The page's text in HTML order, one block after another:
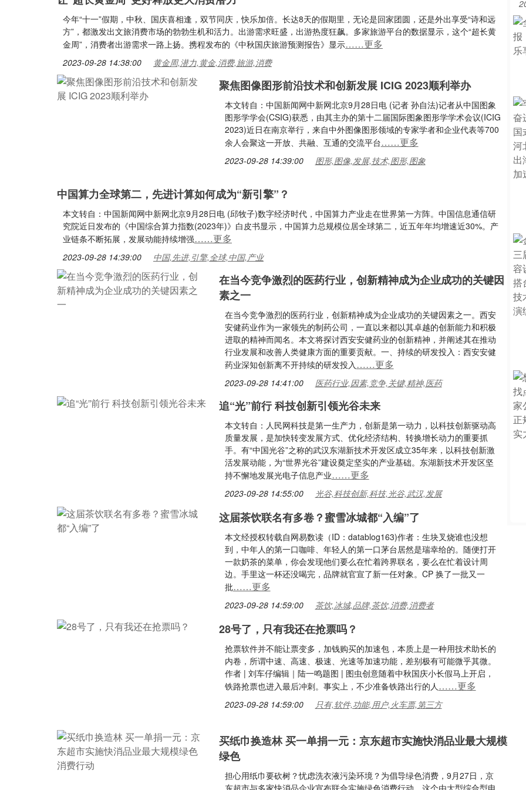
今年“十一”假期，中秋、国庆喜相逢，双节同庆，快乐加倍。长达8天的假期里，无论是回家团圆，还是外出享受“诗和远
方”，都激发出文旅消费市场的勃勃生机和活力。出游需求旺盛，出游热度狂飙。多家旅游平台的数据显示，这个“超长黄
金周”，消费者出游需求一路上扬。携程发布的《中秋国庆旅游预测报告》显示……更多
2023-09-28 14:38:00 黄金周,潜力,黄金,消费,旅游,消费
聚焦图像图形前沿技术和创新发展 ICIG 2023顺利举办
本文转自：中国新闻网中新网北京9月28日电 (记者 孙自法)记者从中国图象
图形学学会(CSIG)获悉，由其主办的第十二届国际图象图形学学术会议(ICIG
2023)近日在南京举行，来自中外图像图形领域的专家学者和企业代表等700
余人会聚这一开放、共融、互通的交流平台……更多
2023-09-28 14:39:00 图形,图像,发展,技术,图形,图象
中国算力全球第二，先进计算如何成为“新引擎”？
本文转自：中国新闻网中新网北京9月28日电 (邱牧子)数字经济时代，中国算力产业走在世界第一方阵。中国信息通信研
究院近日发布的《中国综合算力指数(2023年)》白皮书显示，中国算力总规模位居全球第二，近五年年均增速近30%。产
业链条不断拓展，发展动能持续增强……更多
2023-09-28 14:39:00 中国,先进,引擎,全球,中国,产业
在当今竞争激烈的医药行业，创新精神成为企业成功的关键因
素之一
在当今竞争激烈的医药行业，创新精神成为企业成功的关键因素之一。西安
安健药业作为一家领先的制药公司，一直以来都以其卓越的创新能力和积极
进取的精神而闻名。本文将探讨西安安健药业的创新精神，并阐述其在推动
行业发展和改善人类健康方面的重要贡献。一、持续的研发投入：西安安健
药业深知创新离不开持续的研发投入……更多
2023-09-28 14:41:00 医药行业,因素,竞争,关键,精神,医药
追“光”前行 科技创新引领光谷未来
本文转自：人民网科技是第一生产力，创新是第一动力，以科技创新驱动高
质量发展，是加快转变发展方式、优化经济结构、转换增长动力的重要抓
手。有“中国光谷”之称的武汉东湖新技术开发区成立35年来，以科技创新激
活发展动能，为“世界光谷”建设奠定坚实的产业基础。东湖新技术开发区坚
持不懈地发展光电子信息产业……更多
2023-09-28 14:55:00 光谷,科技创新,科技,光谷,武汉,发展
这届茶饮联名有多卷？蜜雪冰城都“入编”了
本文经授权转载自网易数读（ID：datablog163)作者：生块叉烧谁也没想
到，中年人的第一口咖啡、年轻人的第一口茅台居然是瑞幸给的。随便打开
一款奶茶的菜单，你会发现他们要么在忙着跨界联名，要么在忙着设计周
边。手里这一杯还没喝完，品牌就官宣了新一任对象。CP 换了一批又一
批……更多
2023-09-28 14:59:00 茶饮,冰城,品牌,茶饮,消费,消费者
28号了，只有我还在抢票吗？
抢票软件并不能让票变多，加钱购买的加速包，本质上是一种用技术助长的
内卷，所谓中速、高速、极速、光速等加速功能，差别极有可能微乎其微。
作者 | 刘车仔编辑｜陆一鸣题图 | 图虫创意随着中秋国庆小长假马上开启，
铁路抢票也进入最后冲刺。事实上，不少准备铁路出行的人……更多
2023-09-28 14:59:00 只有,软件,功能,用户,火车票,第三方
买纸巾换造林 买一单捐一元：京东超市实施快消品业最大规模
绿色
担心用纸巾要砍树？忧虑洗衣液污染环境？为倡导绿色消费，9月27日，京
东超市与多家快消品企业宣布联合实施绿色消费行动。这个由大型综合型电